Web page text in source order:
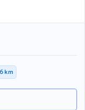
km